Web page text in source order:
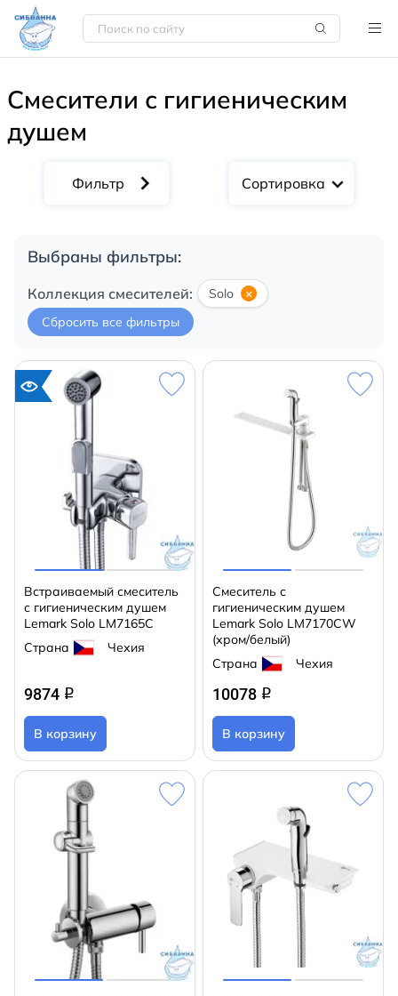
Смесители с гигиеническим
душем
Сортировка
Выбраны фильтры:
Коллекция смесителей: Solo
×
Сбросить все фильтры
Встраиваемый смеситель
с гигиеническим душем
Lemark Solo LM7165C
Страна
Чехия
9874 q
В корзину
Смеситель с
гигиеническим душем
Lemark Solo LM7170CW
(хром/белый)
Страна
Чехия
10078 q
В корзину